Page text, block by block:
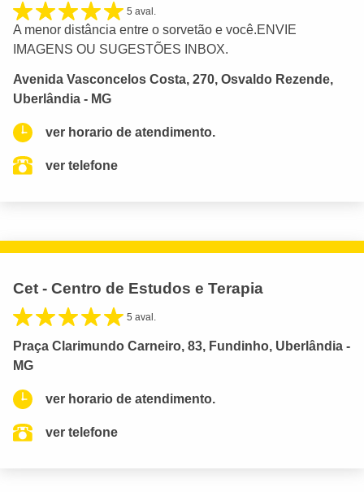
5 aval.
A menor distância entre o sorvetão e você.ENVIE
IMAGENS OU SUGESTÕES INBOX.
Avenida Vasconcelos Costa, 270, Osvaldo Rezende,
Uberlândia - MG
ver horario de atendimento.
ver telefone
Cet - Centro de Estudos e Terapia
5 aval.
Praça Clarimundo Carneiro, 83, Fundinho, Uberlândia -
MG
ver horario de atendimento.
ver telefone